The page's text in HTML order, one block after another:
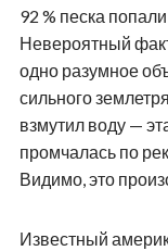
92 % песка
Невероятный
одно разумное
сильного
взмутил воду —
промчалась по
Видимо, это
Известный